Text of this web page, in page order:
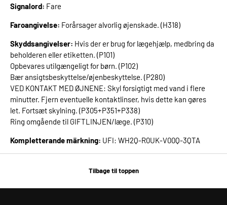
Signalord: Fare
Faroangivelse: Forårsager alvorlig øjenskade. (H318)
Skyddsangivelser: Hvis der er brug for lægehjælp, medbring da
beholderen eller etiketten. (P101)
Opbevares utilgængeligt for børn. (P102)
Bær ansigtsbeskyttelse/øjenbeskyttelse. (P280)
VED KONTAKT MED ØJNENE: Skyl forsigtigt med vand i flere
minutter. Fjern eventuelle kontaktlinser, hvis dette kan gøres
let. Fortsæt skylning. (P305+P351+P338)
Ring omgående til GIFTLINJEN/læge. (P310)
Kompletterande märkning: UFI: WH2Q-R0UK-V00Q-3QTA
Tilbage til toppen